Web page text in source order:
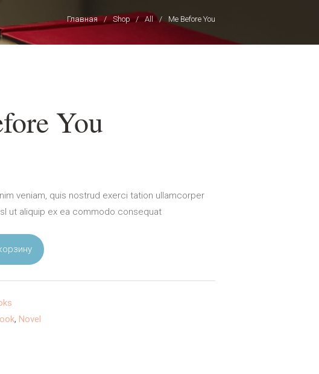
Главная Shop All Me Before You
You
veniam, quis nostrud exerci tation ullamcorper
ut aliquip ex ea commodo consequat
, Novel